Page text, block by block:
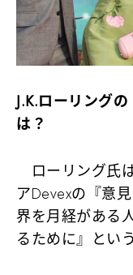
J.K.ローリング
は？
ローリング氏
アDevexの『意
界を月経がある
るために』とい